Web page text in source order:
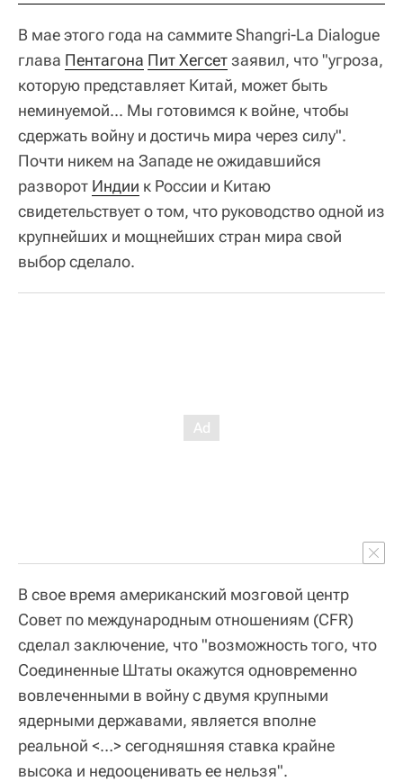
В мае этого года на саммите Shangri-La Dialogue
глава Пентагона Пит Хегсетзаявил, что "угроза,
которую представляет Китай, может быть
неминуемой... Мы готовимся к войне, чтобы
сдержать войну и достичь мира через силу".
Почти никем на Западе не ожидавшийся
разворот Индии к России и Китаю
свидетельствует о том, что руководство одной из
крупнейших и мощнейших стран мира свой
выбор сделало.
В свое время американский мозговой центр
Совет по международным отношениям (CFR)
сделал заключение, что "возможность того, что
Соединенные Штаты окажутся одновременно
вовлеченными в войну с двумя крупными
ядерными державами, является вполне
реальной <…> сегодняшняя ставка крайне
высока и недооценивать ее нельзя".